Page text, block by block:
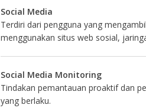
Social Media
Terdiri dari pengguna yang
menggunakan situs web sosial,
Social Media Monitoring
Tindakan pemantauan proaktif dan
yang berlaku.